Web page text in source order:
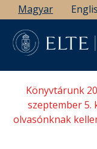
Ugrás
a
tartalomra
Magyar
Könyvtárunk
szeptember 5.
olvasónknak